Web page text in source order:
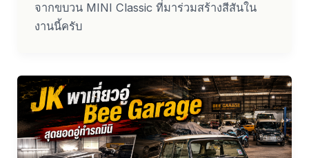
จากขบวน MINI Classic ที่มาร่วมสร้างสีสันใน
งานนี้ครับ